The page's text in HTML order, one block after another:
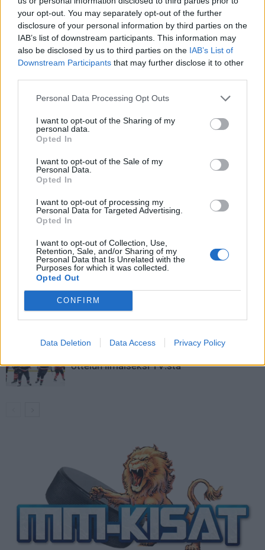
your opt-out. You may separately opt-out of the further
disclosure of your personal information by third parties on the
IAB’s list of downstream participants. This information may
also be disclosed by us to third parties on the IAB’s List of
Downstream Participants that may further disclose it to other
Personal Data Processing Opt Outs
I want to opt-out of the Sharing of my
personal data.
Opted In
I want to opt-out of the Sale of my
Personal Data.
Opted In
I want to opt-out of processing my
Personal Data for Targeted Advertising.
Opted In
I want to opt-out of Collection, Use,
Retention, Sale, and/or Sharing of my
Personal Data that Is Unrelated with the
Purposes for which it was collected.
Opted Out
CONFIRM
Data Deletion Data Access Privacy Policy
Edellinen artikkeli
Mistä jääkiekon fanikulttuuri
Seuraava artikkeli
LIITTYVÄT ARTIKKELIT LISÄÄ TEKIJÄLTÄ
Leijonat julkisti ketjut Sveitsi-peliin –
Aleksander Barkov tekee paluun
kaukaloon
Venäläisveskari sekosi Suomen 2.
divisioonassa – sai samasta tilanteesta
50 jäähyminuuttia
ottelun ilmaiseksi TV:stä